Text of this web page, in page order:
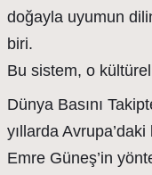
doğayla uyumun
biri.
Bu sistem, o kültürel
Dünya Basını
yıllarda
Emre Güneş’in